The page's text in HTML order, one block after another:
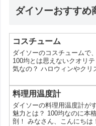
ダイソーおすすめ
コスチューム
ダイソーのコスチュームで
100均とは思えないクオリ
気なの？ ハロウィンやクリ
プのダイソーです。今回は
のか、その種類や選び方、
ディネートアイデアまでご
ランキングTOP10！】ダイ
料理用温度計
ダイソーの料理用温度計が
魅力とは？ 100均なのに本
剖！ みなさん、こんにちは